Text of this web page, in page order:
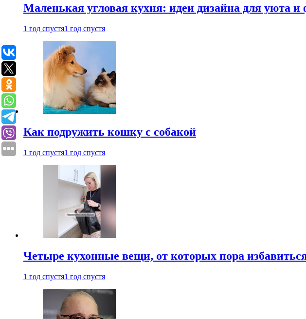
Маленькая угловая кухня: идеи дизайна для уюта
1 год спустя1 год спустя
Как подружить кошку с собакой
1 год спустя1 год спустя
Четыре кухонные вещи, от которых пора
1 год спустя1 год спустя